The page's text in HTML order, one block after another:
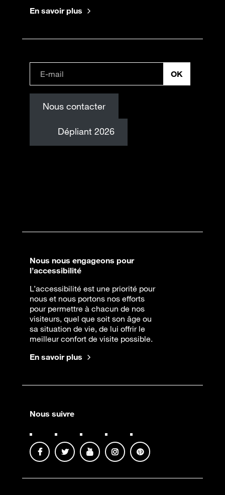
En savoir plus
Nous contacter
Dépliant 2026
Nous nous engageons pour
l’accessibilité
L’accessibilité est une priorité pour
nous et nous portons nos efforts
pour permettre à chacun de nos
visiteurs, quel que soit son âge ou
sa situation de vie, de lui offrir le
meilleur confort de visite possible.
En savoir plus
Nous suivre